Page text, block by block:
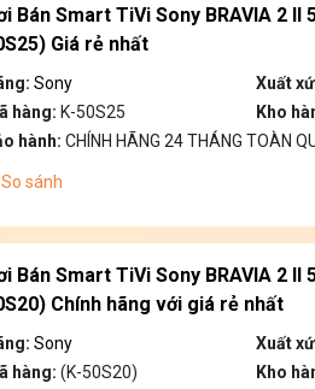
Bán Smart TiVi Sony BRAVIA 2 II
Giá rẻ nhất
Sony Xuất
hàng: K-50S25 Kho
hành: CHÍNH HÃNG 24 THÁNG TOÀN
So sánh
Bán Smart TiVi Sony BRAVIA 2 II
Chính hãng với giá rẻ nhất
Sony Xuất
hàng: (K-50S20) Kho